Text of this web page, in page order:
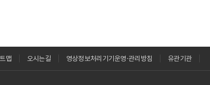
맵 오시는길 영상정보처리기기운영·관리방침 유관기관